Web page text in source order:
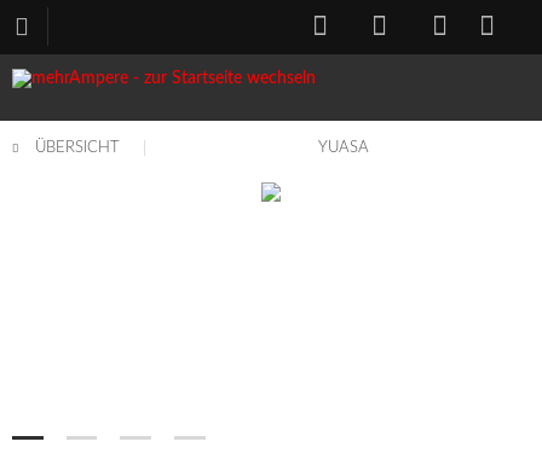
ÜBERSICHT YUASA